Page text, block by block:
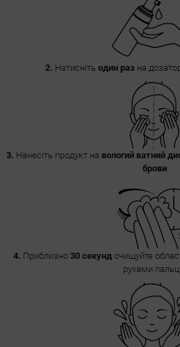
2. Натисніть один раз на
3. Нанесіть продукт на вологий ватний
брови
4. Приблизно 30 секунд очищуйте
рухами